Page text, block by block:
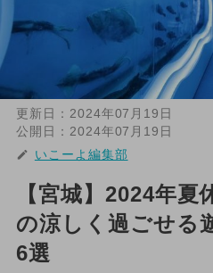
更新日： 2024年07月19日
公開日： 2024年07月19日
いこーよ編集部
【宮城】2024年
の涼しく過ごせる
6選